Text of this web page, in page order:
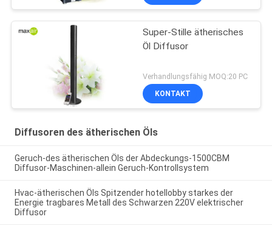
Super-Stille ätherisches
Öl Diffusor
Verhandlungsfähig MOQ:20 PC
KONTAKT
Diffusoren des ätherischen Öls
Geruch-des ätherischen Öls der Abdeckungs-1500CBM
Diffusor-Maschinen-allein Geruch-Kontrollsystem
Hvac-ätherischen Öls Spitzender hotellobby starkes der
Energie tragbares Metall des Schwarzen 220V elektrischer
Diffusor